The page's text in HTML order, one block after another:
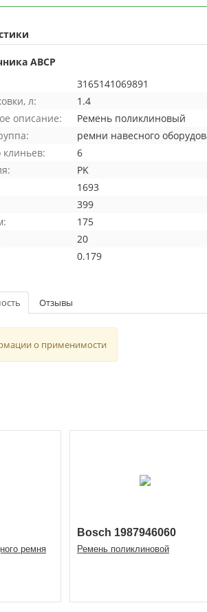
ABCP
3165141069891
л:
1.4
описание:
Ремень поликлиновый
ремни навесного
клиньев:
6
PK
1693
399
175
20
0.179
Отзывы
о применимости
ремня
Bosch 1987946060
Ремень поликлиновой